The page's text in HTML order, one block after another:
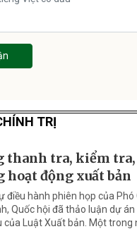
TRỊ
thanh tra, kiểm
hoạt động xuất bản
điều hành phiên họp của Phó
Quốc hội đã thảo luận dự
của Luật Xuất bản. Một trong